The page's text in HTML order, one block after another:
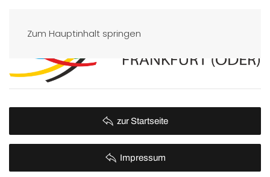
Zum Hauptinhalt springen
zur Startseite
Impressum